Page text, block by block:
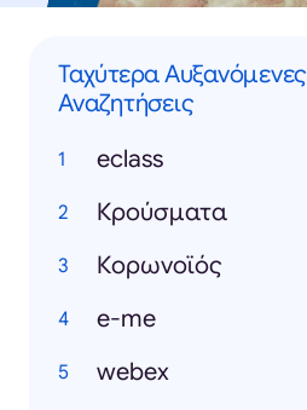
Ταχύτερα Αυξανόμενες
Αναζητήσεις
eclass
Κρούσματα
Κορωνοϊός
e-me
webex